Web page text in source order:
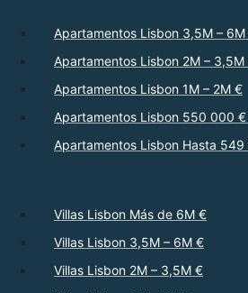
Apartamentos Lisbon 3,5M –
Apartamentos Lisbon 2M – 3,5M
Apartamentos Lisbon 1M – 2M €
Apartamentos Lisbon 550 000 €
Apartamentos Lisbon Hasta
Villas Lisbon Más de 6M €
Villas Lisbon 3,5M – 6M €
Villas Lisbon 2M – 3,5M €